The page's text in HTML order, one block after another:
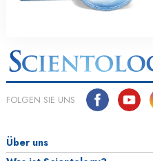
FOLGEN SIE UNS
Über uns